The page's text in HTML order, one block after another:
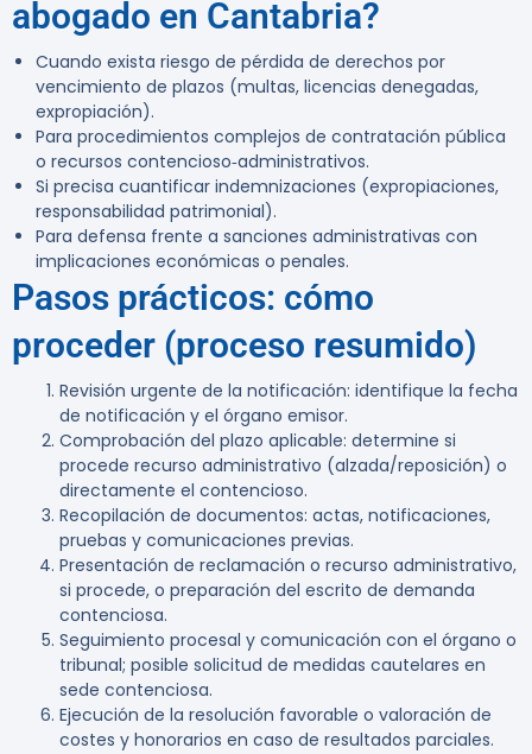
abogado en Cantabria?
Cuando exista riesgo de pérdida de derechos por
vencimiento de plazos (multas, licencias denegadas,
expropiación).
Para procedimientos complejos de contratación pública
o recursos contencioso‑administrativos.
Si precisa cuantificar indemnizaciones (expropiaciones,
responsabilidad patrimonial).
Para defensa frente a sanciones administrativas con
implicaciones económicas o penales.
Pasos prácticos: cómo
proceder (proceso resumido)
Revisión urgente de la notificación: identifique la fecha
de notificación y el órgano emisor.
Comprobación del plazo aplicable: determine si
procede recurso administrativo (alzada/reposición) o
directamente el contencioso.
Recopilación de documentos: actas, notificaciones,
pruebas y comunicaciones previas.
Presentación de reclamación o recurso administrativo,
si procede, o preparación del escrito de demanda
contenciosa.
Seguimiento procesal y comunicación con el órgano o
tribunal; posible solicitud de medidas cautelares en
sede contenciosa.
Ejecución de la resolución favorable o valoración de
costes y honorarios en caso de resultados parciales.